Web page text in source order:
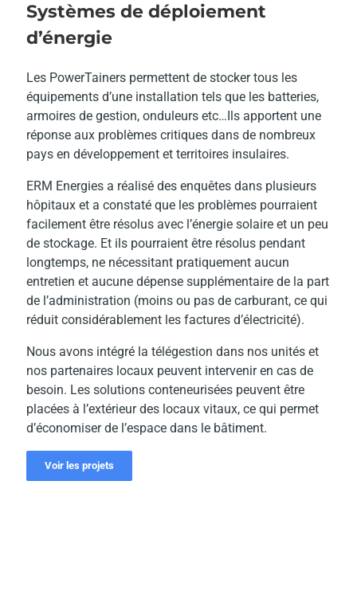
Systèmes de déploiement
d’énergie
Les PowerTainers permettent de stocker tous les
équipements d’une installation tels que les batteries,
armoires de gestion, onduleurs etc…Ils apportent une
réponse aux problèmes critiques dans de nombreux
pays en développement et territoires insulaires.
ERM Energies a réalisé des enquêtes dans plusieurs
hôpitaux et a constaté que les problèmes pourraient
facilement être résolus avec l’énergie solaire et un peu
de stockage. Et ils pourraient être résolus pendant
longtemps, ne nécessitant pratiquement aucun
entretien et aucune dépense supplémentaire de la part
de l’administration (moins ou pas de carburant, ce qui
réduit considérablement les factures d’électricité).
Nous avons intégré la télégestion dans nos unités et
nos partenaires locaux peuvent intervenir en cas de
besoin. Les solutions conteneurisées peuvent être
placées à l’extérieur des locaux vitaux, ce qui permet
d’économiser de l’espace dans le bâtiment.
Voir les projets